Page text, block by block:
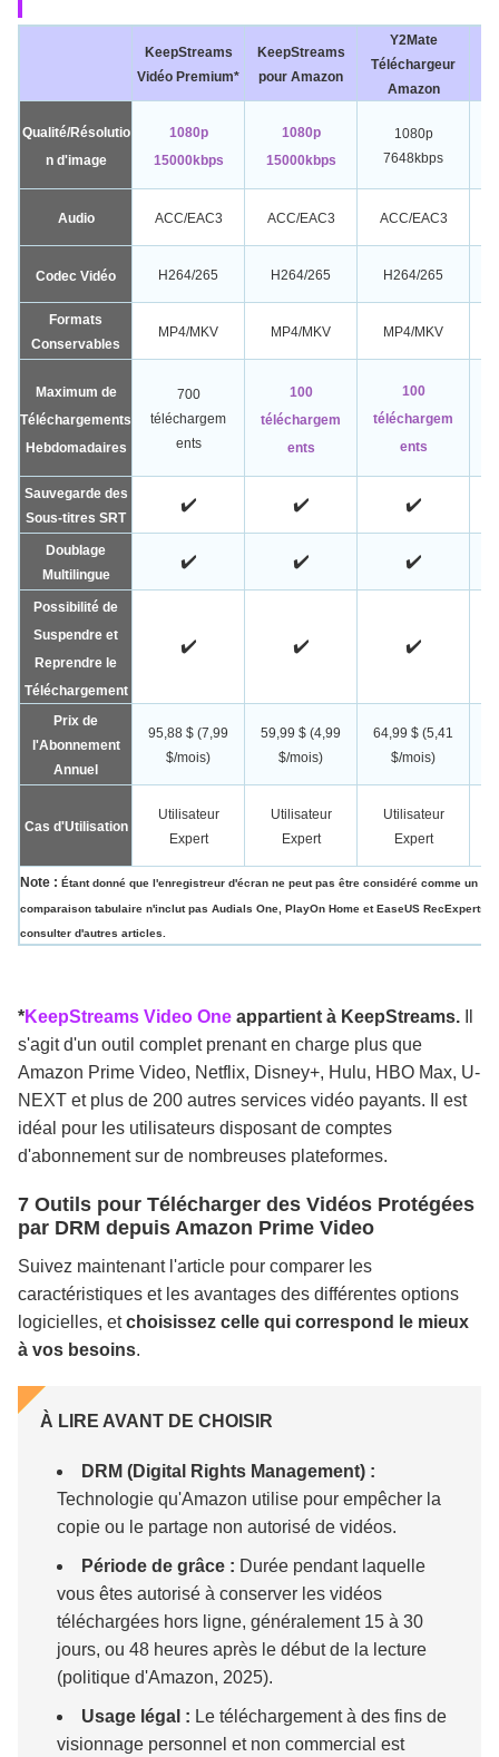
KeepStreams
Vidéo Premium*
KeepStreams
pour Amazon
Y2Mate
Téléchargeur
Amazon
Qualité/Résolutio
n d'image
1080p
15000kbps
1080p
15000kbps
1080p
7648kbps
Audio ACC/EAC3 ACC/EAC3 ACC/EAC3
Codec Vidéo H264/265 H264/265 H264/265
Formats
Conservables
MP4/MKV MP4/MKV MP4/MKV
Maximum de
Téléchargements
Hebdomadaires
700
téléchargem
ents
100
téléchargem
ents
100
téléchargem
ents
Sauvegarde des
Sous-titres SRT
✔️ ✔️ ✔️
Doublage
Multilingue
✔️ ✔️ ✔️
Possibilité de
Suspendre et
Reprendre le
Téléchargement
✔️ ✔️ ✔️
Prix de
l'Abonnement
Annuel
95,88 $ (7,99
$/mois)
59,99 $ (4,99
$/mois)
64,99 $ (5,41
$/mois)
Cas d'Utilisation
Utilisateur
Expert
Utilisateur
Expert
Utilisateur
Expert
Note : Étant donné que l'enregistreur d'écran ne peut pas être considéré comme un
comparaison tabulaire n'inclut pas Audials One, PlayOn Home et EaseUS
consulter d'autres articles.
*KeepStreams Video One appartient à KeepStreams.
s'agit d'un outil complet prenant en charge plus que
Amazon Prime Video, Netflix, Disney+, Hulu, HBO Max, U-
NEXT et plus de 200 autres services vidéo payants. Il est
idéal pour les utilisateurs disposant de comptes
d'abonnement sur de nombreuses plateformes.
7 Outils pour Télécharger des Vidéos Protégées
par DRM depuis Amazon Prime Video
Suivez maintenant l'article pour comparer les
caractéristiques et les avantages des différentes options
logicielles, etchoisissez celle qui correspond le mieux
à vos besoins.
À LIRE AVANT DE CHOISIR
DRM (Digital Rights Management) :
Technologie qu'Amazon utilise pour empêcher la
copie ou le partage non autorisé de vidéos.
Période de grâce : Durée pendant laquelle
vous êtes autorisé à conserver les vidéos
téléchargées hors ligne, généralement 15 à 30
jours, ou 48 heures après le début de la lecture
(politique d'Amazon, 2025).
Usage légal : Le téléchargement à des fins de
visionnage personnel et non commercial est